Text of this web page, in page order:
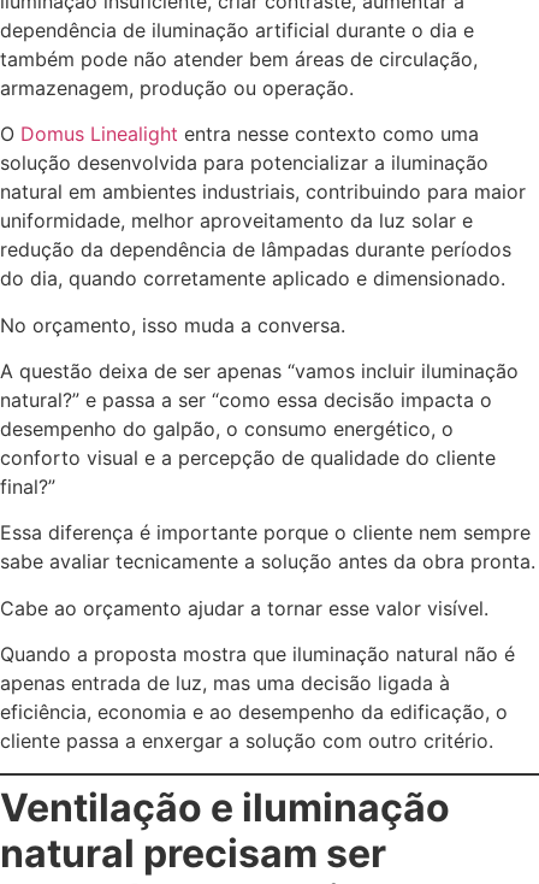
dependência de iluminação artificial durante o dia e
também pode não atender bem áreas de circulação,
armazenagem, produção ou operação.
O Domus Linealight entra nesse contexto como uma
solução desenvolvida para potencializar a iluminação
natural em ambientes industriais, contribuindo para maior
uniformidade, melhor aproveitamento da luz solar e
redução da dependência de lâmpadas durante períodos
do dia, quando corretamente aplicado e dimensionado.
No orçamento, isso muda a conversa.
A questão deixa de ser apenas “vamos incluir iluminação
natural?” e passa a ser “como essa decisão impacta o
desempenho do galpão, o consumo energético, o
conforto visual e a percepção de qualidade do cliente
final?”
Essa diferença é importante porque o cliente nem sempre
sabe avaliar tecnicamente a solução antes da obra pronta.
Cabe ao orçamento ajudar a tornar esse valor visível.
Quando a proposta mostra que iluminação natural não é
apenas entrada de luz, mas uma decisão ligada à
eficiência, economia e ao desempenho da edificação, o
cliente passa a enxergar a solução com outro critério.
Ventilação e iluminação
natural precisam ser